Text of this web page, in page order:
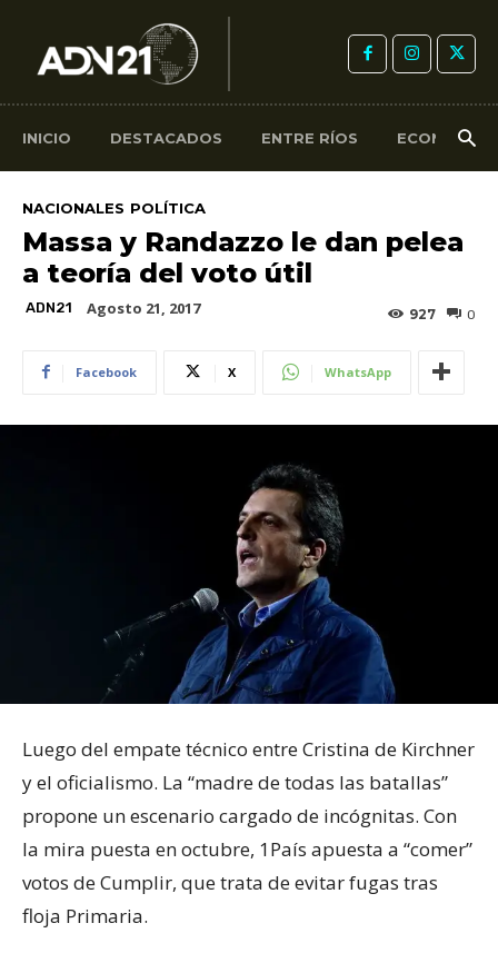
INICIO DESTACADOS ENTRE RÍOS ECONOMÍA
NACIONALES POLÍTICA
Massa y Randazzo le dan pelea
a teoría del voto útil
ADN21 Agosto 21, 2017 0
927
Facebook X WhatsApp
Luego del empate técnico entre Cristina de Kirchner
y el oficialismo. La “madre de todas las batallas”
propone un escenario cargado de incógnitas. Con
la mira puesta en octubre, 1País apuesta a “comer”
votos de Cumplir, que trata de evitar fugas tras
floja Primaria.